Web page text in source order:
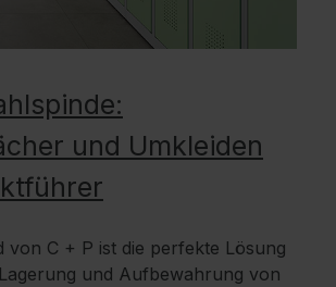
und Umkleiden
von C + P ist die perfekte Lösung
und Aufbewahrung von